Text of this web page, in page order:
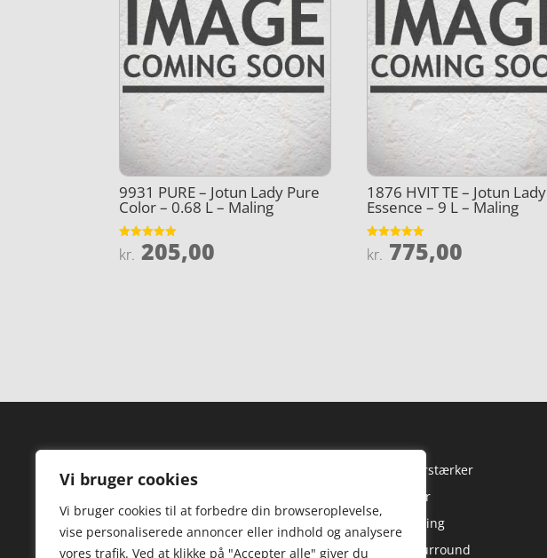
Vi bruger cookies
Vi bruger cookies til at forbedre din browseroplevelse,
vise personaliserede annoncer eller indhold og analysere
vores trafik. Ved at klikke på "Accepter alle" giver du
9931 PURE – Jotun Lady Pure
Color – 0.68 L – Maling
Vurderet
4.9
kr. 205,00
1876 HVIT TE – Jotun Lady
Essence – 9 L – Maling
Vurderet
4.9
kr. 775,00
Forside
Kontakt
HiFi Forstærker
Højtaler
Streaming
TV & Surround